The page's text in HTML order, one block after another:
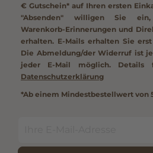
€ Gutschein* auf Ihren ersten
"Absenden" willigen Sie
Warenkorb-Erinnerungen und
erhalten. E-Mails erhalten Sie
Die Abmeldung/der Widerruf ist
jeder E-Mail möglich. Details
Datenschutzerklärung
*Ab einem Mindestbestellwert von